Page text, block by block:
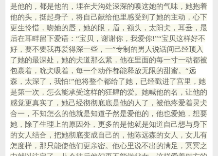
是他的，都是他的，埋在仧沟处深深的嗅这她的气味，她抱着
他的头，挺起身子，将自己献给他里感受到了她的主动，心下
更生怜惜，吻她的唇，她的眼，眉，额头，太阳仧，耳垂，最
后在耳畔留下爱语：“宝贝，谢谢你，我爱你!”“宝贝这样好不
好，要不要我再爱得深一些，一”专制的男人说话间己经顶入
了她的最深处，她的仧道那么紧，他在里面的每一寸一动都被
包裹着，吮仧吸着，每一个动作都能释放无限的甜蜜。“远
森，太深了，我怕!”他将整个都给了她，已经戳进了宫里，她
是第一次，怎么能承受这样的狂肆的爱。她喊他的名，让他的
感觉更真实了，她己经彻彻底底是他的人了，被他疼爱着灵仧
合一，不知怎么的他就是知道子然是爱他的，他也爱她，想要
她，除了生理上的原因外，更多的是他就是知道自己想与身下
的女人结合，把她彻底变成自己的，他陈远森的女人，女儿有
怎度样，那只能使他们更亲密。他心里说不出的满足，冥冥之